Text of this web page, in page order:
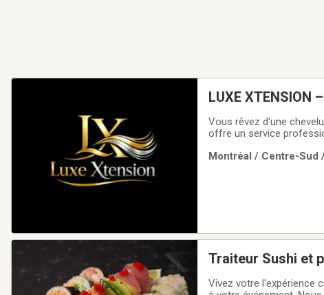
LUXE XTENSION
Vous rêvez d'une
offre un service
discrète✔ Ajout de
Montréal / Centre-Sud
Traiteur Sushi et
Vivez votre l'expérience